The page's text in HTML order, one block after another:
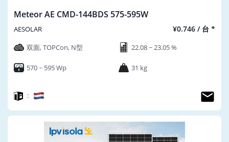
Meteor AE CMD-144BDS 575-595W
AESOLAR ¥0.746 / 台 *
双面, TOPCon, N型 22.08 ~ 23.05 %
570 ~ 595 Wp 31 kg
：